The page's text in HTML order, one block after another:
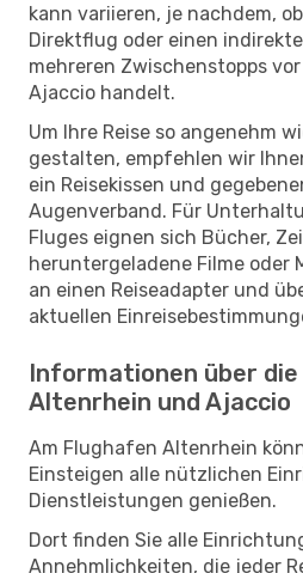
kann variieren, je nachdem,
Direktflug oder einen
mehreren Zwischenstopps
Ajaccio handelt.
Um Ihre Reise so angenehm
gestalten, empfehlen wir
ein Reisekissen und
Augenverband. Für
Fluges eignen sich Bücher,
heruntergeladene Filme oder
an einen Reiseadapter und
aktuellen
Informationen über
Altenrhein und Ajaccio
Am Flughafen Altenrhein
Einsteigen alle nützlichen
Dienstleistungen genießen.
Dort finden Sie alle
Annehmlichkeiten, die jeder